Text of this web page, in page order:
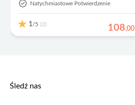
Natychmiastowe Potwierdzenie
1/5 (2) 108,00
Śledź nas